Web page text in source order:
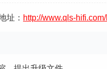
址： http://www.qls-